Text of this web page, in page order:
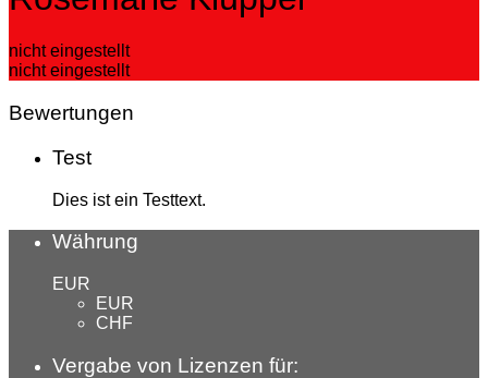
nicht eingestellt
nicht eingestellt
Bewertungen
Test
Dies ist ein Testtext.
Währung
EUR
EUR
CHF
Vergabe von Lizenzen für: